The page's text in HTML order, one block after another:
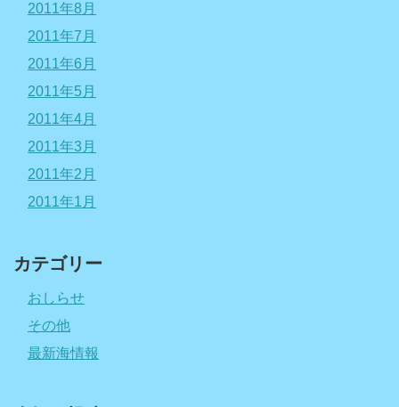
2011年8月
2011年7月
2011年6月
2011年5月
2011年4月
2011年3月
2011年2月
2011年1月
カテゴリー
おしらせ
その他
最新海情報